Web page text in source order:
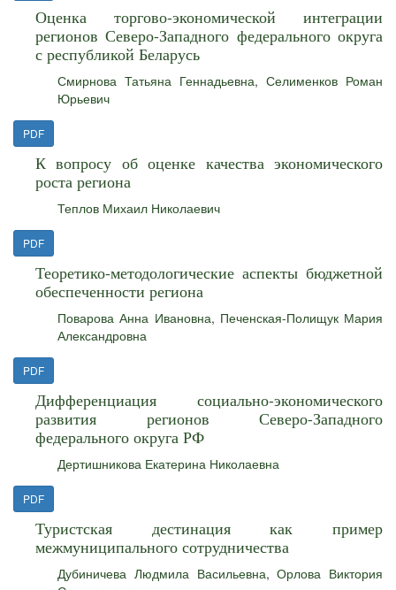
Оценка торгово-экономической интеграции
регионов Северо-Западного федерального округа
с республикой Беларусь
Смирнова Татьяна Геннадьевна, Селименков Роман
Юрьевич
PDF
К вопросу об оценке качества экономического
роста региона
Теплов Михаил Николаевич
PDF
Теоретико-методологические аспекты бюджетной
обеспеченности региона
Поварова Анна Ивановна, Печенская-Полищук Мария
Александровна
PDF
Дифференциация социально-экономического
развития регионов Северо-Западного
федерального округа РФ
Дертишникова Екатерина Николаевна
PDF
Туристская дестинация как пример
межмуниципального сотрудничества
Дубиничева Людмила Васильевна,Орлова Виктория